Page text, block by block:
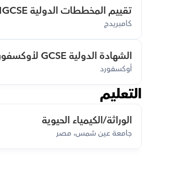
تقييم المخططات الدولية GCSE/IGCSE
كامبريدج
الشهادة الدولية GCSE لأوكسفوردAQA في العلوم
أوكسفورد
التعليم
الوراثة/الكيمياء الحيوية
جامعة عين شمس، مصر